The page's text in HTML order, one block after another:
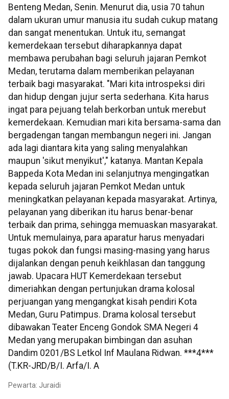
Benteng Medan, Senin. Menurut dia, usia 70 tahun
dalam ukuran umur manusia itu sudah cukup matang
dan sangat menentukan. Untuk itu, semangat
kemerdekaan tersebut diharapkannya dapat
membawa perubahan bagi seluruh jajaran Pemkot
Medan, terutama dalam memberikan pelayanan
terbaik bagi masyarakat. "Mari kita introspeksi diri
dan hidup dengan jujur serta sederhana. Kita harus
ingat para pejuang telah berkorban untuk merebut
kemerdekaan. Kemudian mari kita bersama-sama dan
bergadengan tangan membangun negeri ini. Jangan
ada lagi diantara kita yang saling menyalahkan
maupun 'sikut menyikut'," katanya. Mantan Kepala
Bappeda Kota Medan ini selanjutnya mengingatkan
kepada seluruh jajaran Pemkot Medan untuk
meningkatkan pelayanan kepada masyarakat. Artinya,
pelayanan yang diberikan itu harus benar-benar
terbaik dan prima, sehingga memuaskan masyarakat.
Untuk memulainya, para aparatur harus menyadari
tugas pokok dan fungsi masing-masing yang harus
dijalankan dengan penuh keikhlasan dan tanggung
jawab. Upacara HUT Kemerdekaan tersebut
dimeriahkan dengan pertunjukan drama kolosal
perjuangan yang mengangkat kisah pendiri Kota
Medan, Guru Patimpus. Drama kolosal tersebut
dibawakan Teater Enceng Gondok SMA Negeri 4
Medan yang merupakan bimbingan dan asuhan
Dandim 0201/BS Letkol Inf Maulana Ridwan. ***4***
(T.KR-JRD/B/I. Arfa/I. A
Pewarta: Juraidi